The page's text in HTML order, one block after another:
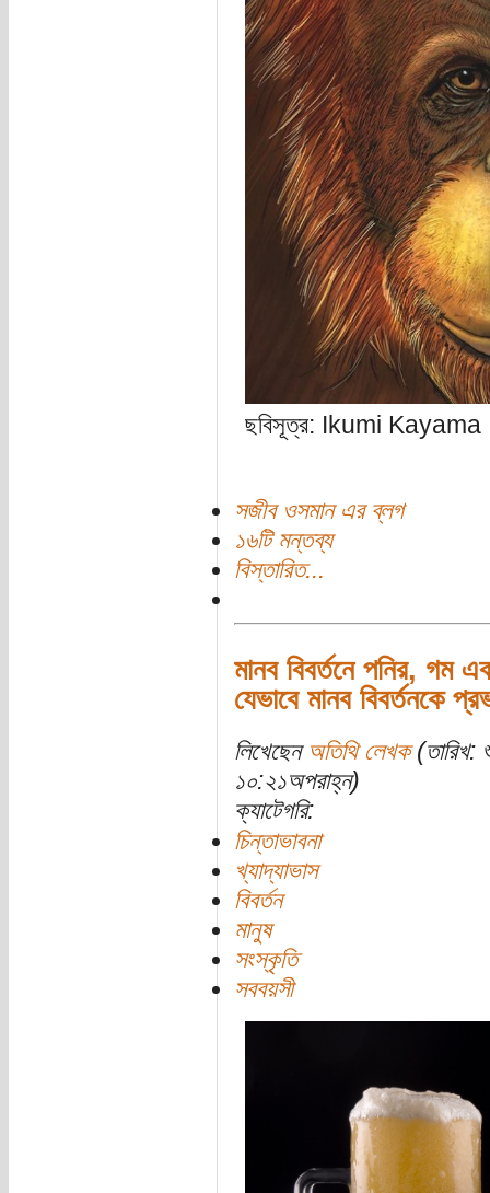
ছবিসূত্র: Ikumi Kayama
সজীব ওসমান এর ব্লগ
১৬টি মন্তব্য
বিস্তারিত...
মানব বিবর্তনে পনির, গম
যেভাবে মানব বিবর্তনকে
লিখেছেন অতিথি লেখক(তারিখ:
১০:২১অপরাহ্ন)
ক্যাটেগরি:
চিন্তাভাবনা
খ্যাদ্যাভাস
বিবর্তন
মানুষ
সংস্কৃতি
সববয়সী